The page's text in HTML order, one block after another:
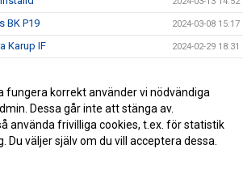
BK P19 2024-03-08 15:17
Karup IF 2024-02-29 18:31
IF 2024-02-09 19:15
av truppförändringar 2024-02-08 16:57
fungera korrekt använder vi nödvändiga
Dessa går inte att stänga av.
använda frivilliga cookies, t.ex. för statistik
Du väljer själv om du vill acceptera dessa.